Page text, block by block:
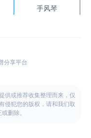
手风琴
分享平台
供或推荐收集整理而来，仅
侵犯您的版权，请和我们取
删除。